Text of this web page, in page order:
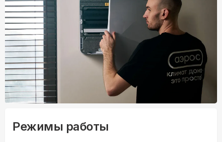
Режимы работы